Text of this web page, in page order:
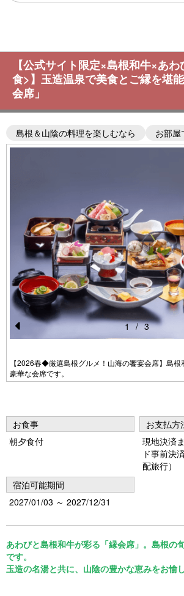
【公式サイト限定×島根和牛×あ
食>】玉造温泉で美食とご縁を堪能
会席」
島根＆山陰の料理を楽しむなら お部屋
Pr
e
vi
u
s
【2026春◆厳選島根グルメ！山海の饗宴会席】島
豪華な会席です。
1 / 3
お食事
朝夕食付
お支払方
現地決済
ド事前決
配旅行）
宿泊可能期間
2027/01/03 ～ 2027/12/31
あわびと島根和牛が彩る「縁会席」。島根の
です。
玉造の名湯と共に、山陰の豊かな恵みをお愉